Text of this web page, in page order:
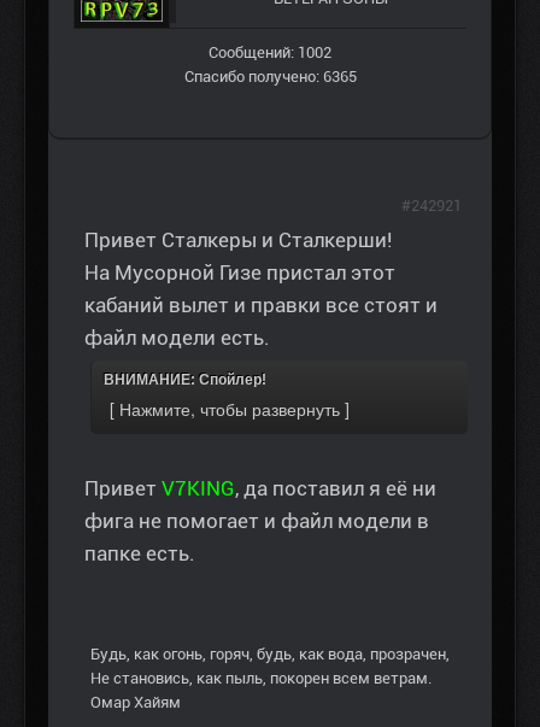
Сообщений: 1002
Спасибо получено: 6365
Привет Сталкеры и Сталкерши!
На Мусорной Гизе пристал этот
кабаний вылет и правки все стоят и
файл модели есть.
ВНИМАНИЕ: Спойлер!
Привет V7KING, да поставил я её ни
фига не помогает и файл модели в
папке есть.
Будь, как огонь, горяч, будь, как вода, прозрачен,
Не становись, как пыль, покорен всем ветрам.
Омар Хайям
#242921